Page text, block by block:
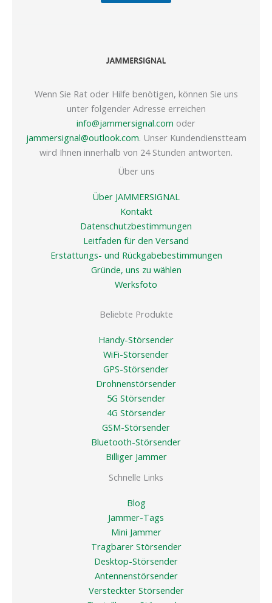
Wenn Sie Rat oder Hilfe benötigen, können Sie uns
unter folgender Adresse erreichen
info@jammersignal.com oder
jammersignal@outlook.com. Unser Kundendienstteam
wird Ihnen innerhalb von 24 Stunden antworten.
Über uns
Über JAMMERSIGNAL
Kontakt
Datenschutzbestimmungen
Leitfaden für den Versand
Erstattungs- und Rückgabebestimmungen
Gründe, uns zu wählen
Werksfoto
Beliebte Produkte
Handy-Störsender
WiFi-Störsender
GPS-Störsender
Drohnenstörsender
5G Störsender
4G Störsender
GSM-Störsender
Bluetooth-Störsender
Billiger Jammer
Schnelle Links
Blog
Jammer-Tags
Mini Jammer
Tragbarer Störsender
Desktop-Störsender
Antennenstörsender
Versteckter Störsender